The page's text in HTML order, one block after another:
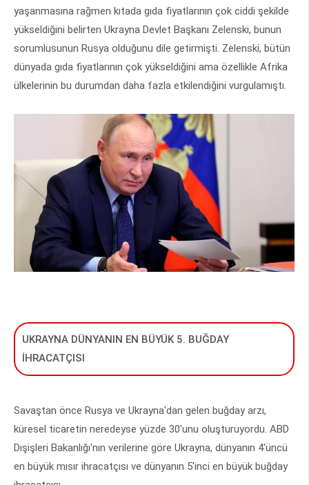
yaşanmasına rağmen kıtada gıda fiyatlarının çok ciddi şekilde
yükseldiğini belirten Ukrayna Devlet Başkanı Zelenski, bunun
sorumlusunun Rusya olduğunu dile getirmişti. Zelenski, bütün
dünyada gıda fiyatlarının çok yükseldiğini ama özellikle Afrika
ülkelerinin bu durumdan daha fazla etkilendiğini vurgulamıştı.
UKRAYNA DÜNYANIN EN BÜYÜK 5. BUĞDAY
İHRACATÇISI
Savaştan önce Rusya ve Ukrayna'dan gelen buğday arzı,
küresel ticaretin neredeyse yüzde 30'unu oluşturuyordu. ABD
Dışişleri Bakanlığı'nın verilerine göre Ukrayna, dünyanın 4'üncü
en büyük mısır ihracatçısı ve dünyanın 5'inci en büyük buğday